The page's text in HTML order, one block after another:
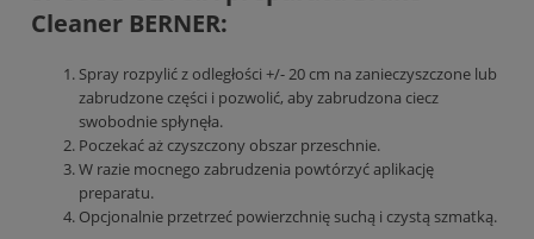
Cleaner BERNER:
Spray rozpylić z odległości +/- 20 cm na zanieczyszczone lub
zabrudzone części i pozwolić, aby zabrudzona ciecz
swobodnie spłynęła.
Poczekać aż czyszczony obszar przeschnie.
W razie mocnego zabrudzenia powtórzyć aplikację
preparatu.
Opcjonalnie przetrzeć powierzchnię suchą i czystą szmatką.